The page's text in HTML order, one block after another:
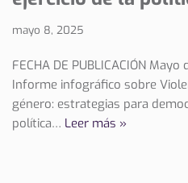
mayo 8, 2025
FECHA DE PUBLICACIÓN Mayo
Informe infográfico sobre
género: estrategias para
política… Leer más »